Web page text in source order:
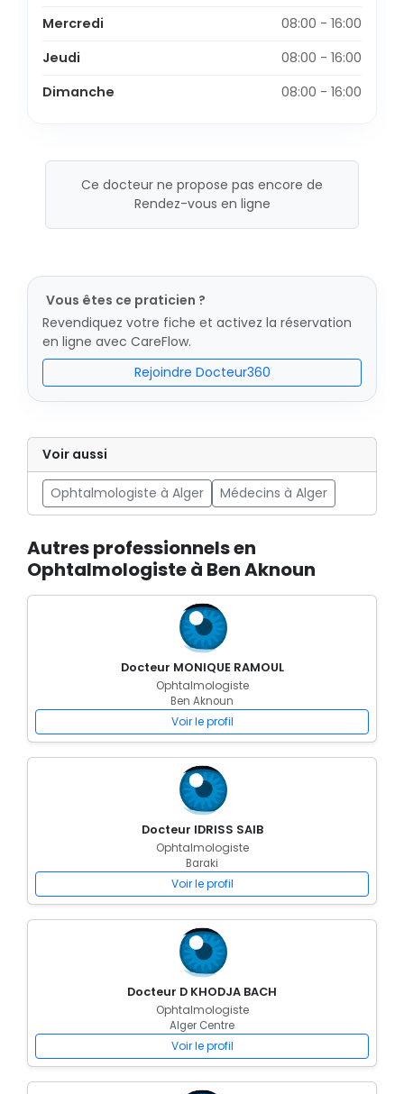
Mercredi
08:00 - 16:00
Jeudi
08:00 - 16:00
Dimanche
08:00 - 16:00
Ce docteur ne propose pas encore de
Rendez-vous en ligne
Vous êtes ce praticien ?
Revendiquez votre fiche et activez la réservation
en ligne avec CareFlow.
Rejoindre Docteur360
Voir aussi
Ophtalmologiste à Alger Médecins à Alger
Autres professionnels en
Ophtalmologiste à Ben Aknoun
Docteur MONIQUE RAMOUL
Ophtalmologiste
Ben Aknoun
Voir le profil
Docteur IDRISS SAIB
Ophtalmologiste
Baraki
Voir le profil
Docteur D KHODJA BACH
Ophtalmologiste
Alger Centre
Voir le profil